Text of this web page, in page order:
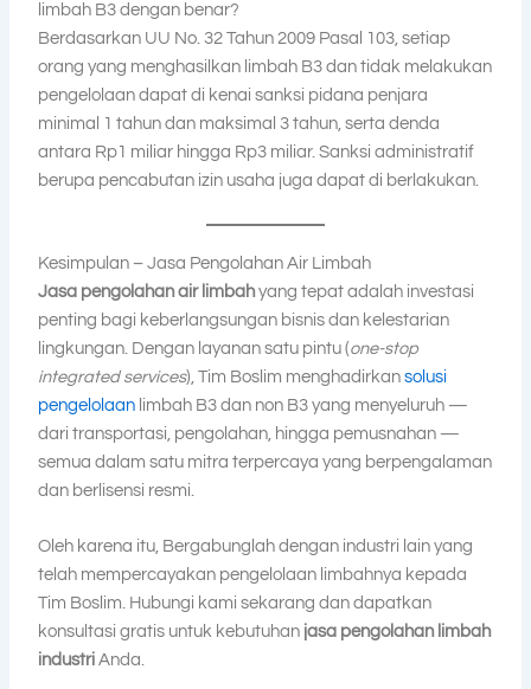
limbah B3 dengan benar?
Berdasarkan UU No. 32 Tahun 2009 Pasal 103, setiap
orang yang menghasilkan limbah B3 dan tidak melakukan
pengelolaan dapat di kenai sanksi pidana penjara
minimal 1 tahun dan maksimal 3 tahun, serta denda
antara Rp1 miliar hingga Rp3 miliar. Sanksi administratif
berupa pencabutan izin usaha juga dapat di berlakukan.
Kesimpulan – Jasa Pengolahan Air Limbah
Jasa pengolahan air limbahyang tepat adalah investasi
penting bagi keberlangsungan bisnis dan kelestarian
lingkungan. Dengan layanan satu pintu (one-stop
integrated services), Tim Boslim menghadirkansolusi
pengelolaan limbah B3 dan non B3 yang menyeluruh —
dari transportasi, pengolahan, hingga pemusnahan —
semua dalam satu mitra terpercaya yang berpengalaman
dan berlisensi resmi.
Oleh karena itu, Bergabunglah dengan industri lain yang
telah mempercayakan pengelolaan limbahnya kepada
Tim Boslim. Hubungi kami sekarang dan dapatkan
konsultasi gratis untuk kebutuhan jasa pengolahan limbah
industri Anda.